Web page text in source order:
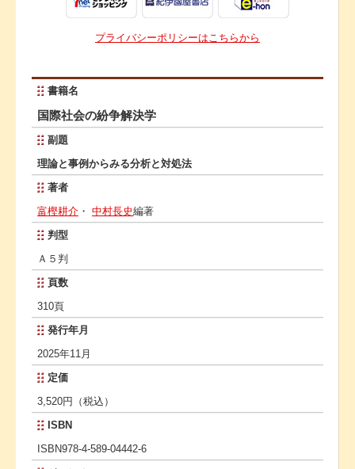
プライバシーポリシーはこちらから
書籍名
国際社会の紛争解決学
副題
理論と事例からみる分析と対処法
著者
富樫耕介 ・ 中村長史編著
判型
Ａ５判
頁数
310頁
発行年月
2025年11月
定価
3,520円（税込）
ISBN
ISBN978-4-589-04442-6